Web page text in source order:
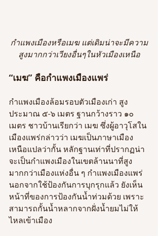
กำแพงเมืองหรือเมฆ แต่เดิมน่าจะมีความ
สูงมากกว่าเวียงอื่นๆในหัวเมืองเหนือ
“เมฆ” คือกำแพงเมืองแพร่
กำแพงเมืองล้อมรอบตัวเมืองเก่า สูง
ประมาณ ๕-๖ เมตร ฐานกว้างราว ๑๐
เมตร ชาวบ้านเรียกว่า เมฆ ซึ่งผู้อาวุโสใน
เมืองแพร่กล่าวว่า เมฆเป็นภาษาเมือง
เหนือแปลว่ากั้น หลักฐานเท่าที่ปรากฏน่า
จะเป็นกำแพงเมืองในเขตล้านนาที่สูง
มากกว่าเมืองแห่งอื่น ๆ กำแพงเมืองแพร่
นอกจากใช้ป้องกันการบุกรุกแล้ว ยังเห็น
หน้าที่ของการป้องกันน้ำท่วมด้วย เพราะ
สามารถกั้นน้ำหลากจากฝั่งน้ำยมไม่ให้
ไหลเข้าเมือง